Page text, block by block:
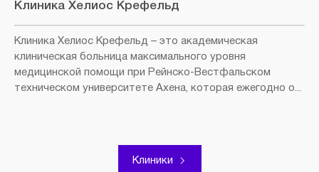
Клиника Хелиос Крефельд
Клиника Хелиос Крефельд – это академическая
клиническая больница максимального уровня
медицинской помощи при Рейнско-Вестфальском
техническом университете Ахена, которая ежегодно о...
Клиники